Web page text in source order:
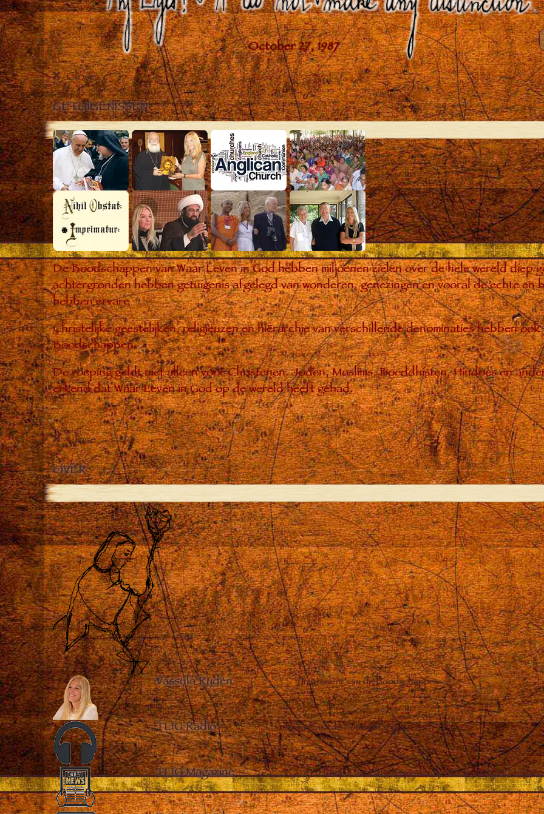
Close
GETUIGENISSEN
De Boodschappen van Waar Leven in God hebben miljoenen zielen over de hele wereld diep
achtergronden hebben getuigenis afgelegd van wonderen, genezingen en vooral de echte en
hebben ervare
Christelijke geestelijken, religieuzen en hiërarchie van verschillende denominaties hebben
Boodschappen.
De roeping geldt niet alleen voor Christenen. Joden, Moslims, Boeddhisten, Hindoes en
erkend dat Waar Leven in God op de wereld heeft gehad.
Close
OVER
Vassula Rydén– Instrument van de Boodschappen
TLIG Radio– Broadcast de Boodschappen
TLIG Magazine– Wereldwijde berichtgevingen en spirituele onderrichtingen